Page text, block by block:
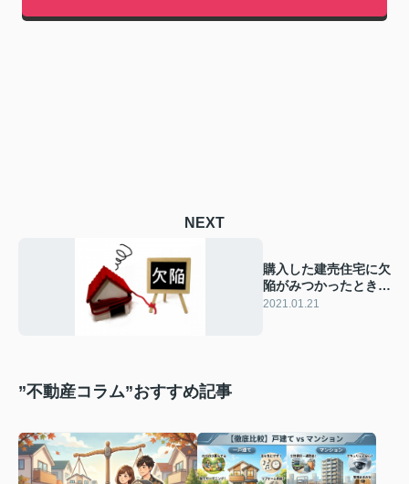
NEXT
購入した建売住宅に欠
陥がみつかったときの
対処法は
2021.01.21
”不動産コラム”おすすめ記事